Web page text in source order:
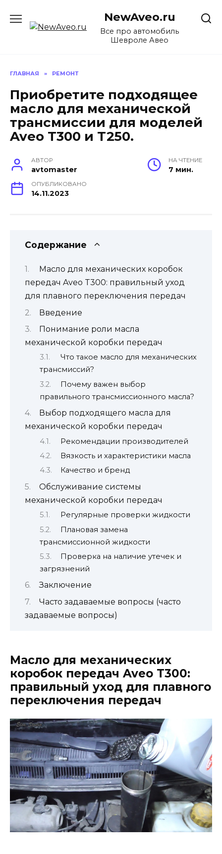
содержанию
NewAveo.ru
Все про автомобиль
Шевроле Авео
ГЛАВНАЯ » РЕМОНТ
Приобретите подходящее
масло для механической
трансмиссии для моделей
Aveo T300 и T250.
АВТОР
avtomaster
НА ЧТЕНИЕ
7 мин.
ОПУБЛИКОВАНО
14.11.2023
Содержание
Масло для механических коробок
передач Aveo T300: правильный уход
для плавного переключения передач
Введение
Понимание роли масла
механической коробки передач
Что такое масло для механических
трансмиссий?
Почему важен выбор
правильного трансмиссионного масла?
Выбор подходящего масла для
механической коробки передач
Рекомендации производителей
Вязкость и характеристики масла
Качество и бренд
Обслуживание системы
механической коробки передач
Регулярные проверки жидкости
Плановая замена
трансмиссионной жидкости
Проверка на наличие утечек и
загрязнений
Заключение
Часто задаваемые вопросы (часто
задаваемые вопросы)
Масло для механических
коробок передач Aveo T300:
правильный уход для плавного
переключения передач